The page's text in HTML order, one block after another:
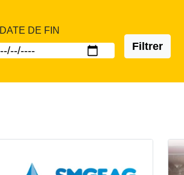
DATE DE FIN
Filtrer